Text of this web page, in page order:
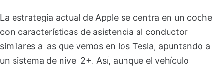
La estrategia actual de Apple se centra en un coche
con características de asistencia al conductor
similares a las que vemos en los Tesla, apuntando a
un sistema de nivel 2+. Así, aunque el vehículo